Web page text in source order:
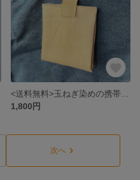
1,800円
次へ